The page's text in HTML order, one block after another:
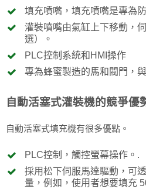
填充噴嘴，填充噴嘴是專為
灌裝噴嘴由氣缸上下移動，
選）。
PLC控制系統和HMI操作
專為蜂蜜製造的馬和閥門，
自動活塞式灌裝機的競爭優
自動活塞式填充機有很多優點。
PLC控制，觸控螢幕操作。.
採用松下伺服馬達驅動，可
量，例如，使用者想要填充